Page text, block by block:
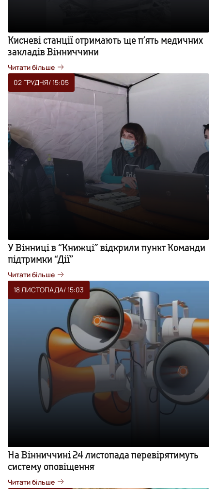
Кисневі станції отримають ще п’ять медичних
закладів Вінниччини
Читати більше
02 ГРУДНЯ/ 15:05
У Вінниці в “Книжці” відкрили пункт Команди
підтримки “Дії”
Читати більше
18 ЛИСТОПАДА/ 15:03
На Вінниччині 24 листопада перевірятимуть
систему оповіщення
Читати більше